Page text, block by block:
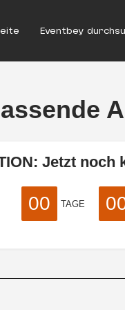
Eventbey
Jetzt noch
00 TAGE